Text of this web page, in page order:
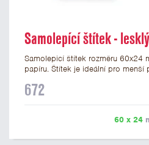
Samolepící štítek -
Samolepicí štítek rozměru 60x24
papíru. Štítek je ideální pro menší
libovolné logo nebo text. Potisk
výrobu štítku je možné přiložit v
672
60 x 24